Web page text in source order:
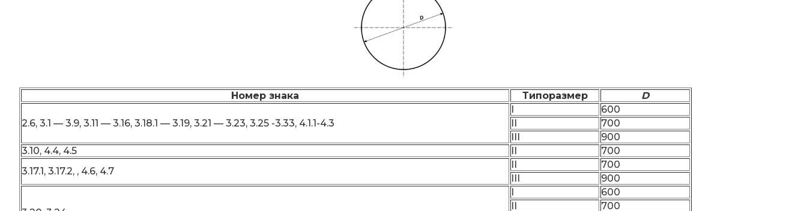
Номер знака Типоразмер D
2.6, 3.1 — 3.9, 3.11 — 3.16, 3.18.1 — 3.19, 3.21 — 3.23, 3.25 -3.33, 4.1.1-4.3
600
700
900
3.10, 4.4, 4.5
700
3.17.1, 3.17.2, , 4.6, 4.7
700
900
600
700